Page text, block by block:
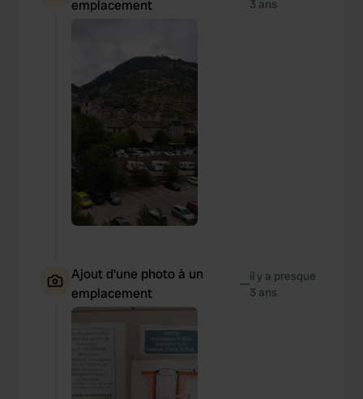
emplacement
3 ans
Ajout d'une photo à un
emplacement
—il y a presque
3 ans